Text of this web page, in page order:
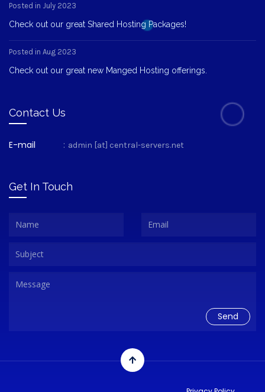
Posted in July 2023
Check out our great Shared Hosting Packages!
Posted in Aug 2023
Check out our great new Manged Hosting offerings.
Contact Us
E-mail : admin [at] central-servers.net
Get In Touch